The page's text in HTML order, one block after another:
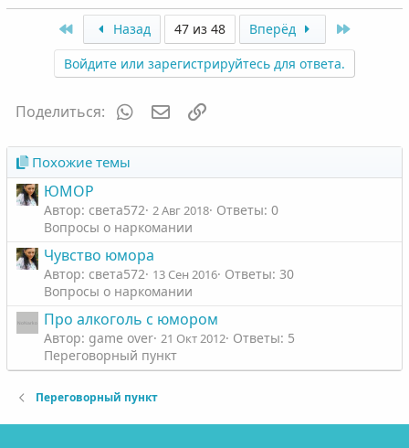
First Назад 47 из 48 Вперёд Last
Войдите или зарегистрируйтесь для ответа.
Поделиться: WhatsAppЭлектронная почта
Похожие темы
ЮМОР
Автор: света572 2 Авг 2018 Ответы: 0
Вопросы о наркомании
Чувство юмора
Автор: света572 13 Сен 2016 Ответы: 30
Вопросы о наркомании
Про алкоголь с юмором
Автор: game over 21 Окт 2012 Ответы: 5
Переговорный пункт
Переговорный пункт